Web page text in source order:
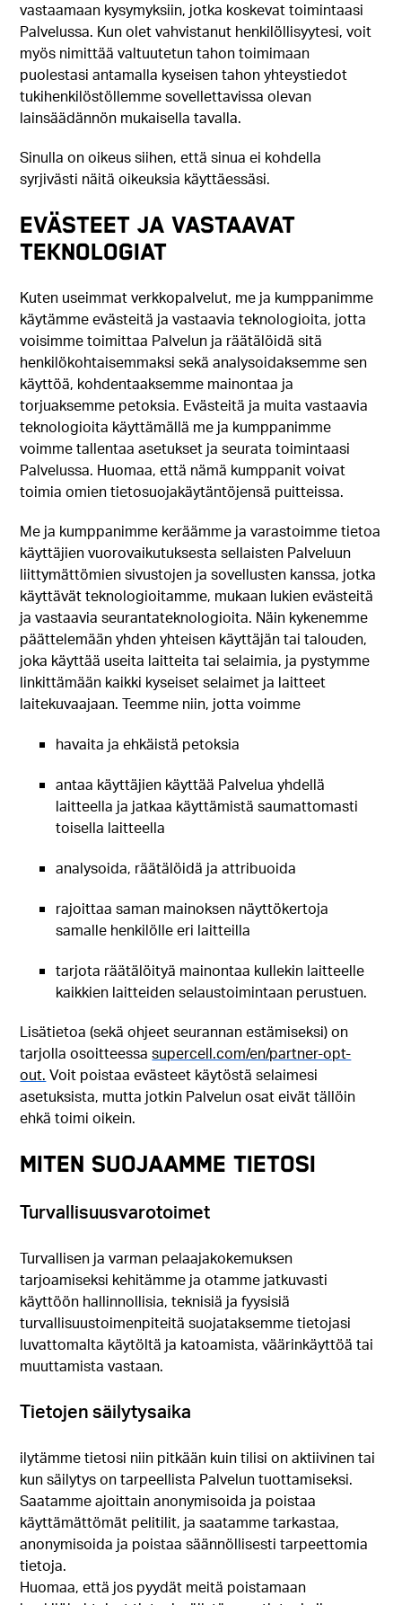
vastaamaan kysymyksiin, jotka koskevat toimintaasi
Palvelussa. Kun olet vahvistanut henkilöllisyytesi, voit
myös nimittää valtuutetun tahon toimimaan
puolestasi antamalla kyseisen tahon yhteystiedot
tukihenkilöstöllemme sovellettavissa olevan
lainsäädännön mukaisella tavalla.
Sinulla on oikeus siihen, että sinua ei kohdella
syrjivästi näitä oikeuksia käyttäessäsi.
EVÄSTEET JA VASTAAVAT
TEKNOLOGIAT
Kuten useimmat verkkopalvelut, me ja kumppanimme
käytämme evästeitä ja vastaavia teknologioita, jotta
voisimme toimittaa Palvelun ja räätälöidä sitä
henkilökohtaisemmaksi sekä analysoidaksemme sen
käyttöä, kohdentaaksemme mainontaa ja
torjuaksemme petoksia. Evästeitä ja muita vastaavia
teknologioita käyttämällä me ja kumppanimme
voimme tallentaa asetukset ja seurata toimintaasi
Palvelussa. Huomaa, että nämä kumppanit voivat
toimia omien tietosuojakäytäntöjensä puitteissa.
Me ja kumppanimme keräämme ja varastoimme tietoa
käyttäjien vuorovaikutuksesta sellaisten Palveluun
liittymättömien sivustojen ja sovellusten kanssa, jotka
käyttävät teknologioitamme, mukaan lukien evästeitä
ja vastaavia seurantateknologioita. Näin kykenemme
päättelemään yhden yhteisen käyttäjän tai talouden,
joka käyttää useita laitteita tai selaimia, ja pystymme
linkittämään kaikki kyseiset selaimet ja laitteet
laitekuvaajaan. Teemme niin, jotta voimme
havaita ja ehkäistä petoksia
antaa käyttäjien käyttää Palvelua yhdellä
laitteella ja jatkaa käyttämistä saumattomasti
toisella laitteella
analysoida, räätälöidä ja attribuoida
rajoittaa saman mainoksen näyttökertoja
samalle henkilölle eri laitteilla
tarjota räätälöityä mainontaa kullekin laitteelle
kaikkien laitteiden selaustoimintaan perustuen.
Lisätietoa (sekä ohjeet seurannan estämiseksi) on
tarjolla osoitteessasupercell.com/en/partner-opt-
out. Voit poistaa evästeet käytöstä selaimesi
asetuksista, mutta jotkin Palvelun osat eivät tällöin
ehkä toimi oikein.
MITEN SUOJAAMME TIETOSI
Turvallisuusvarotoimet
Turvallisen ja varman pelaajakokemuksen
tarjoamiseksi kehitämme ja otamme jatkuvasti
käyttöön hallinnollisia, teknisiä ja fyysisiä
turvallisuustoimenpiteitä suojataksemme tietojasi
luvattomalta käytöltä ja katoamista, väärinkäyttöä tai
muuttamista vastaan.
Tietojen säilytysaika
ilytämme tietosi niin pitkään kuin tilisi on aktiivinen tai
kun säilytys on tarpeellista Palvelun tuottamiseksi.
Saatamme ajoittain anonymisoida ja poistaa
käyttämättömät pelitilit, ja saatamme tarkastaa,
anonymisoida ja poistaa säännöllisesti tarpeettomia
tietoja.
Huomaa, että jos pyydät meitä poistamaan